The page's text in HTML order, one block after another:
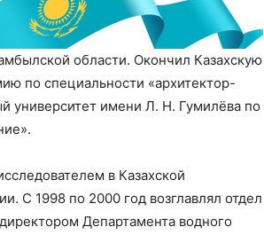
области. Окончил Казахскую
по специальности «архитектор-
университет имени Л. Н. Гумилёва по
в Казахской
С 1998 по 2000 год возглавлял отдел
Департамента водного